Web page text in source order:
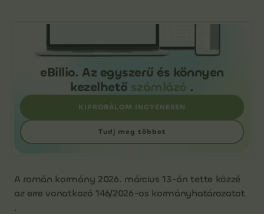
eBillio. Az egyszerű és könnyen
kezelhető számlázó .
KIPROBÁLOM INGYENESEN
Tudj meg többet
A román kormány 2026. március 13-án tette közzé
az erre vonatkozó 146/2026-os kormányhatározatot
.